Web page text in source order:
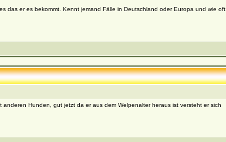
das er es bekommt. Kennt jemand Fälle in Deutschland oder Europa und wie oft
Hunden, gut jetzt da er aus dem Welpenalter heraus ist versteht er sich